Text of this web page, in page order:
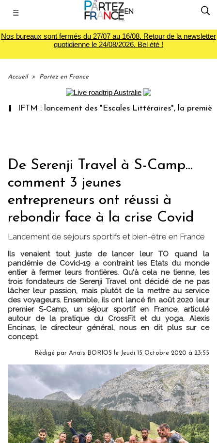
☰
Nos bureaux sont fermés du 27/07 au 16/08. Retour de la newsletter
quotidienne le 24/08/2026. Bel été !
Accueil > Partez en France
: lancement des "Escales Littéraires", la première
De Serenji Travel à S-Camp...
comment 3 jeunes
entrepreneurs ont réussi à
rebondir face à la crise Covid
Lancement de séjours sportifs et bien-être en France
Ils venaient tout juste de lancer leur TO quand la
pandémie de Covid-19 a contraint les Etats du monde
entier à fermer leurs frontières. Qu'à cela ne tienne, les
trois fondateurs de Serenji Travel ont décidé de ne pas
lâcher leur passion, mais plutôt de la mettre au service
des voyageurs. Ensemble, ils ont lancé fin août 2020 leur
premier S-Camp, un séjour sportif en France, articulé
autour de la pratique du CrossFit et du yoga. Alexis
Encinas, le directeur général, nous en dit plus sur ce
concept.
Rédigé par Anaïs BORIOS le Jeudi 15 Octobre 2020 à 23:55